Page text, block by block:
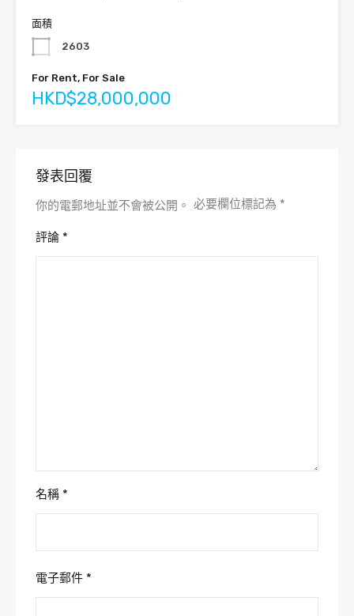
面積
2603
For Rent, For Sale
HKD$28,000,000
發表回覆
你的電郵地址並不會被公開。 必要欄位標記為 *
評論 *
名稱 *
電子郵件 *